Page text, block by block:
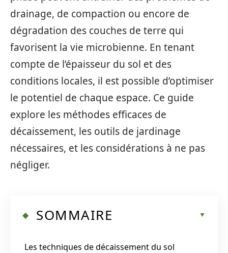
drainage, de compaction ou encore de
dégradation des couches de terre qui
favorisent la vie microbienne. En tenant
compte de l’épaisseur du sol et des
conditions locales, il est possible d’optimiser
le potentiel de chaque espace. Ce guide
explore les méthodes efficaces de
décaissement, les outils de jardinage
nécessaires, et les considérations à ne pas
négliger.
SOMMAIRE
Les techniques de décaissement du sol